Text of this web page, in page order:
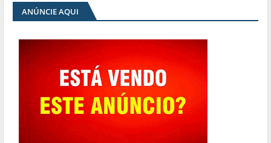
ANÚNCIE AQUI